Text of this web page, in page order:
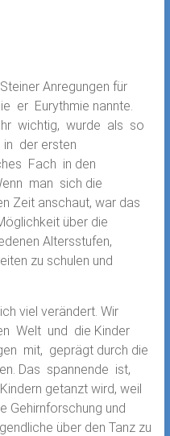
Anregungen für
er Eurythmie nannte.
wichtig, wurde als so
in der ersten
Fach in den
man sich die
Zeit anschaut, war das
über die
Altersstufen,
zu schulen und
viel verändert. Wir
Welt und die Kinder
mit, geprägt durch die
Das spannende ist,
getanzt wird, weil
Gehirnforschung und
über den Tanz zu